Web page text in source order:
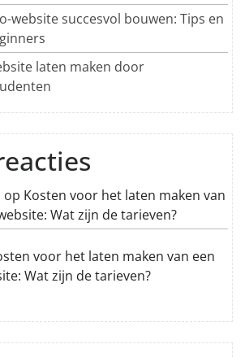
website succesvol bouwen: Tips en
laten maken door
op Kosten voor het laten maken van
Wat zijn de tarieven?
voor het laten maken van een
Wat zijn de tarieven?